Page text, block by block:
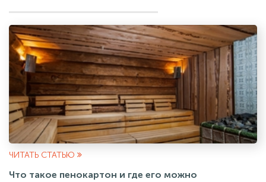
ЧИТАТЬ СТАТЬЮ
Что такое пенокартон и где его можно